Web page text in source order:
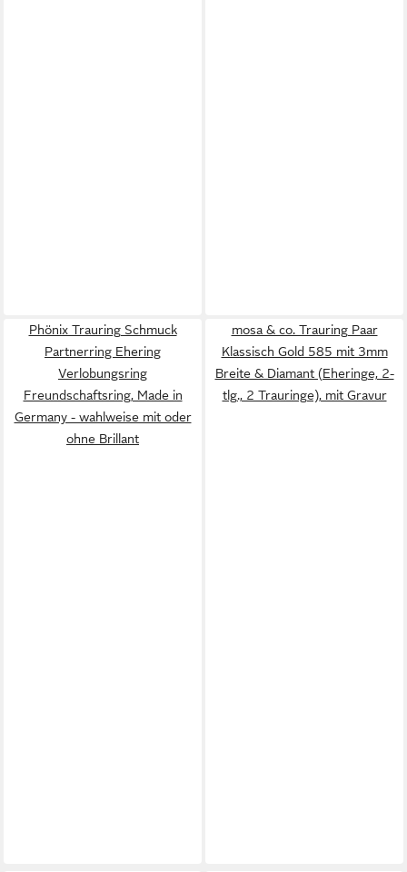
Phönix Trauring Schmuck
Partnerring Ehering
Verlobungsring
Freundschaftsring, Made in
Germany - wahlweise mit oder
ohne Brillant
mosa & co. Trauring Paar
Klassisch Gold 585 mit 3mm
Breite & Diamant (Eheringe, 2-
tlg., 2 Trauringe), mit Gravur